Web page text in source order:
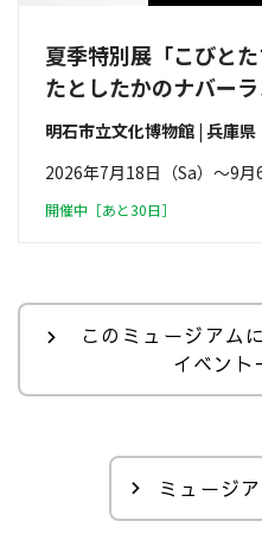
夏季特別展「こびと
たとしたかのナバー
明石市立文化博物館 | 兵庫県
2026年7月18日（Sa）〜9月6
開催中［あと30日］
このミュージアム
イベント
ミュージ